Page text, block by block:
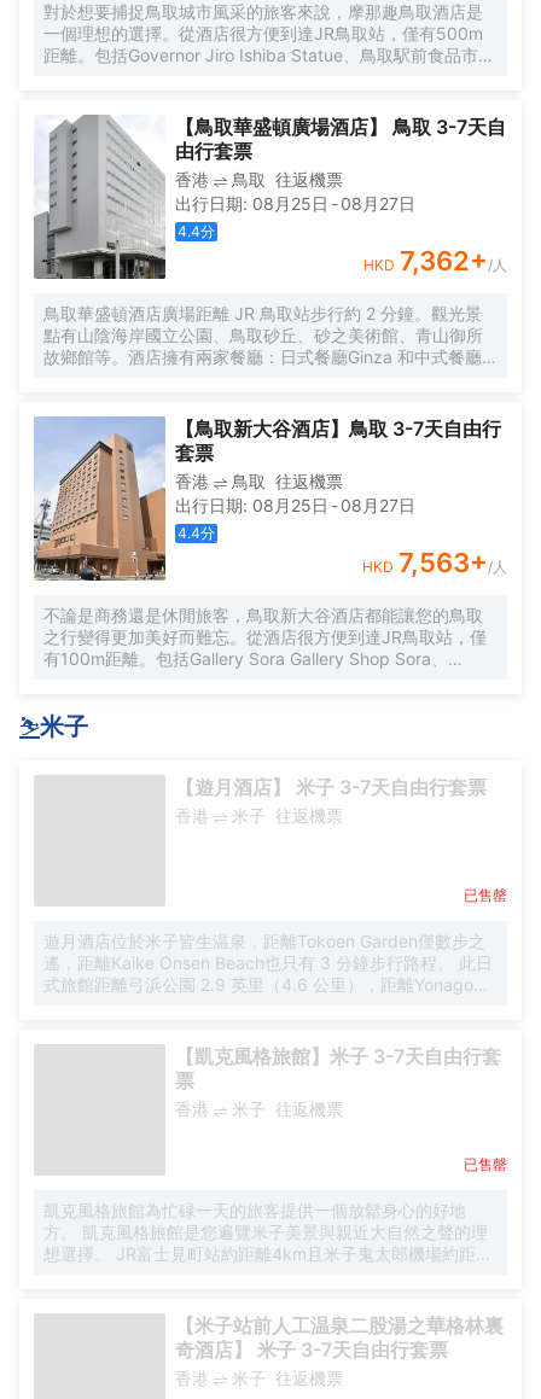
對於想要捕捉鳥取城市風采的旅客來說，摩那趣鳥取酒店是
一個理想的選擇。從酒店很方便到達JR鳥取站，僅有500m
距離。包括Governor Jiro Ishiba Statue、鳥取駅前食品市場
山、Gallery Eikosha和渡邊美術館，旅客可以將行程安排的
更加緊湊。 倘若您在忙碌的一天後想在自己的客房內放鬆，
提供24小時熱水的客房浴室是不錯的選擇。 酒店種類繁多的
休閒設施能為每一位下榻於此的旅客創造多元化的休閒空
間，這其中包括按摩室、Spa和桑拿浴室。酒店設有會議廳，
為旅客提供高品質的商務服務。酒店設有24小時前台諮詢服
務，為下榻至此的您提供最貼心的行程安排。
【鳥取華盛頓廣場酒店】 鳥取 3-7天自
由行套票
香港 鳥取 往返機票
出行日期: 08月25日 -08月27日
4.4分
HKD 7,362+/人
鳥取華盛頓酒店廣場距離 JR 鳥取站步行約 2 分鐘。觀光景
點有山陰海岸國立公園、鳥取砂丘、砂之美術館、青山御所
故鄉館等。酒店擁有兩家餐廳：日式餐廳Ginza 和中式餐廳
連接。有有線和無線無線網絡連接。您的房間內不提供洗浴
用品，請從前廳自帶。 *洗漱用品角：牙刷、剃鬚刀、梳子、
護膚品、咖啡、紅茶、日本茶
【鳥取新大谷酒店】鳥取 3-7天自由行
套票
香港 鳥取 往返機票
出行日期: 08月25日 -08月27日
4.4分
HKD 7,563+/人
不論是商務還是休閒旅客，鳥取新大谷酒店都能讓您的鳥取
之行變得更加美好而難忘。從酒店很方便到達JR鳥取站，僅
有100m距離。包括Gallery Sora Gallery Shop Sora、
在該地區遊覽會很方便。酒店鄰近多個熱門旅遊景點，包括
Gallery Eikosha、久松山和渡邊美術館，旅客可以將行程安
杯飲料，驅走所有的疲憊。倘若您覺得酒店的餐飲服務無法
滿足您的需求，附近的Tenpura Gaten（天麩羅 我天）（日
議廳，為旅客提供高品質的商務服務。多國語言工作人員的
⛷米子
【遊月酒店】 米子 3-7天自由行套票
香港 米子 往返機票
已售罄
遊月酒店位於米子皆生温泉，距離Tokoen Garden僅數步之
遙，距離Kaike Onsen Beach也只有 3 分鐘步行路程。 此日
式旅館距離弓浜公園 2.9 英里（4.6 公里），距離Yonago
式早餐。 特色服務/設施包括行李寄存、洗衣設施和電梯。酒
店提供免費自助停車。 酒店有 32 間客房，提供平板電視。
客房設有私人陽台。提供免費無線網絡，方便您與朋友保持
聯繫；數碼頻道可滿足您的娛樂需求。浴室提供獨立的浴缸
【凱克風格旅館】米子 3-7天自由行套
票
香港 米子 往返機票
已售罄
凱克風格旅館為忙碌一天的旅客提供一個放鬆身心的好地
方。 凱克風格旅館是您遍覽米子美景與親近大自然之聲的理
想選擇。 JR富士見町站約距離4km且米子鬼太郎機場約距離
通過步行到達。 在忙碌的一天結束時，旅客可在酒店放鬆身
心或外出享受城市。 米子酒店在網站上提供停車場。
【米子站前人工温泉二股湯之華格林裏
奇酒店】 米子 3-7天自由行套票
香港 米子 往返機票